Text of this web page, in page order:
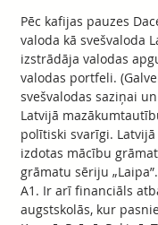
Pēc kafijas pauzes
valoda kā svešvaloda
izstrādāja valodas
valodas portfeli.
svešvalodas saziņai
Latvijā
polītiski svarīgi.
izdotas mācību
grāmatu sēriju
A1. Ir arī financiāls
augstskolās, kur